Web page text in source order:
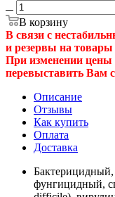
В корзину
В связи с
и резервы на
При изменении
перевыставить Вам
Описание
Отзывы
Как купить
Оплата
Доставка
фунгицидный,